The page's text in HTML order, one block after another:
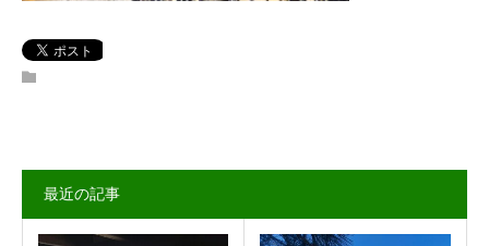
最近の記事